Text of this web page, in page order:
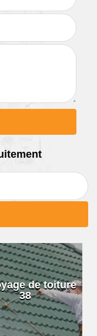
de toiture
38